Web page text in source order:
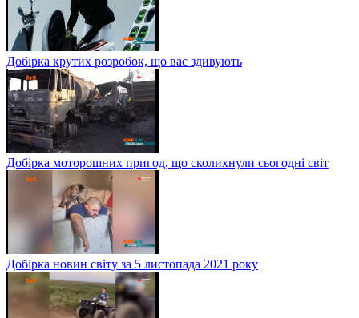
Добірка крутих розробок, що вас здивують
Добірка моторошних пригод, що сколихнули сьогодні світ
Добірка новин світу за 5 листопада 2021 року